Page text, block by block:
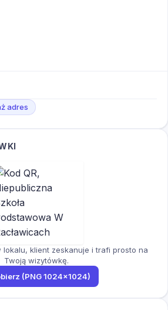
adres
klient zeskanuje i trafi prosto na
Twoją wizytówkę.
(PNG 1024×1024)